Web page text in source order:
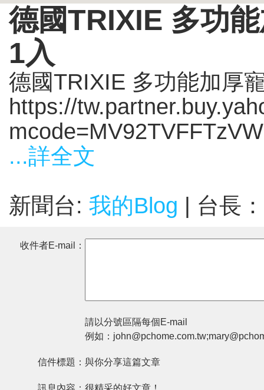
德國TRIXIE 多功
1入
德國TRIXIE 多功能加厚
https://
...詳全文
新聞台: 我的Blog | 台長：
收件者E-mail：
請以分號區隔每個E-mail
例如：
信件標題： 與你分享這篇文章
訊息內容： 很精采的好文章！